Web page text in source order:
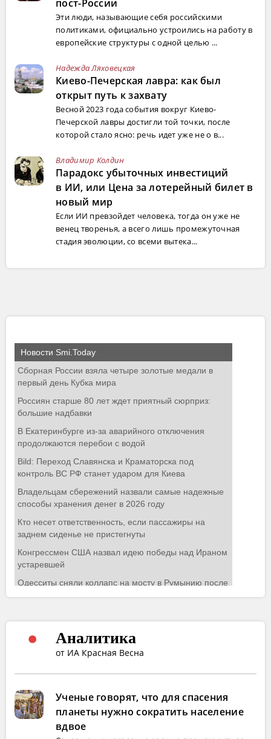
пост-России
Эти люди, называющие себя российскими
политиками, официально устроились на работу в
европейские структуры с одной целью ...
Надежда Ляховецкая
Киево-Печерская лавра: как был
открыт путь к захвату
Весной 2023 года события вокруг Киево-
Печерской лавры достигли той точки, после
которой стало ясно: речь идет уже не о в...
Владимир Колдин
Парадокс убыточных инвестиций
в ИИ, или Цена за лотерейный билет в
новый мир
Если ИИ превзойдет человека, тогда он уже не
венец творенья, а всего лишь промежуточная
стадия эволюции, со всеми вытека...
Аналитика
от ИА Красная Весна
Ученые говорят, что для спасения
планеты нужно сократить население
вдвое